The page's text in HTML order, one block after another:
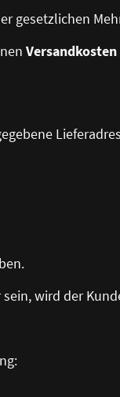
gesetzlichen
Versandkosten
wird der